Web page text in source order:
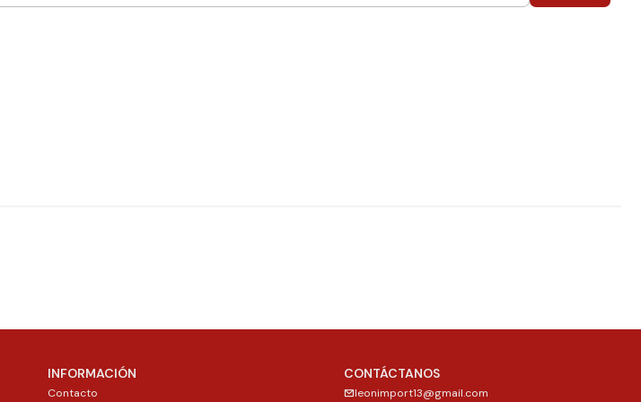
INFORMACIÓN
Contacto
CONTÁCTANOS
leonimport13@gmail.com